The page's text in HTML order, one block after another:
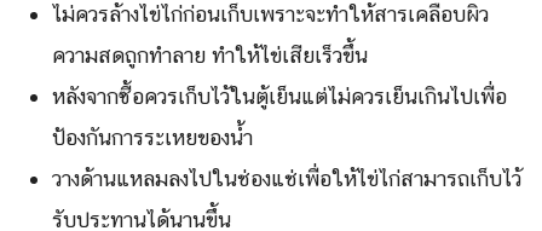
ไม่ควรล้างไข่ไก่ก่อนเก็บเพราะจะทำให้สารเคลือบผิว
ความสดถูกทำลาย ทำให้ไข่เสียเร็วขึ้น
หลังจากซื้อควรเก็บไว้ในตู้เย็นแต่ไม่ควรเย็นเกินไปเพื่อ
ป้องกันการระเหยของน้ำ
วางด้านแหลมลงไปในช่องแช่เพื่อให้ไข่ไก่สามารถเก็บไว้
รับประทานได้นานขึ้น